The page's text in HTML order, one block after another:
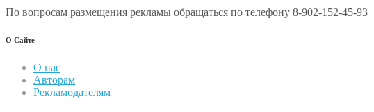
По вопросам размещения рекламы обращаться по телефону 8-902-152-45-93
О Сайте
О нас
Авторам
Рекламодателям